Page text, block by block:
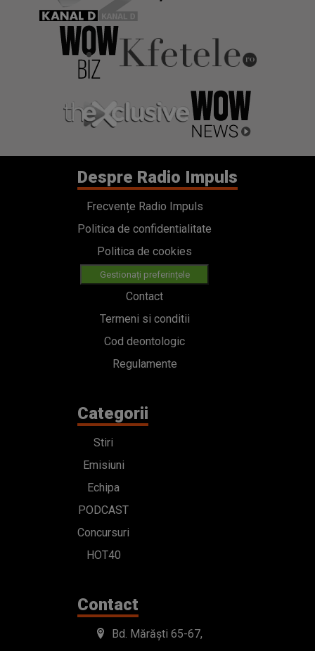
Despre Radio Impuls
Frecvențe Radio Impuls
Politica de confidentialitate
Politica de cookies
Gestionați preferințele
Contact
Termeni si conditii
Cod deontologic
Regulamente
Categorii
Stiri
Emisiuni
Echipa
PODCAST
Concursuri
HOT40
Contact
Bd. Mărăști 65-67,